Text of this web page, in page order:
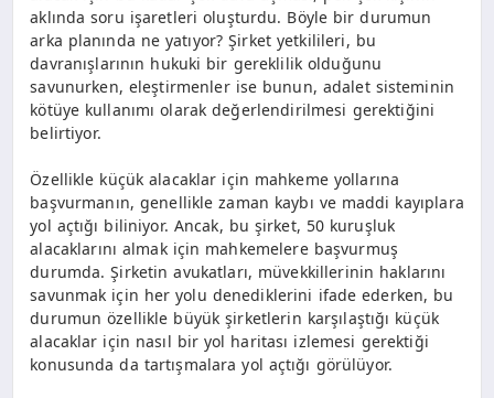
aklında soru işaretleri oluşturdu. Böyle bir durumun
arka planında ne yatıyor? Şirket yetkilileri, bu
davranışlarının hukuki bir gereklilik olduğunu
savunurken, eleştirmenler ise bunun, adalet sisteminin
kötüye kullanımı olarak değerlendirilmesi gerektiğini
belirtiyor.
Özellikle küçük alacaklar için mahkeme yollarına
başvurmanın, genellikle zaman kaybı ve maddi kayıplara
yol açtığı biliniyor. Ancak, bu şirket, 50 kuruşluk
alacaklarını almak için mahkemelere başvurmuş
durumda. Şirketin avukatları, müvekkillerinin haklarını
savunmak için her yolu denediklerini ifade ederken, bu
durumun özellikle büyük şirketlerin karşılaştığı küçük
alacaklar için nasıl bir yol haritası izlemesi gerektiği
konusunda da tartışmalara yol açtığı görülüyor.